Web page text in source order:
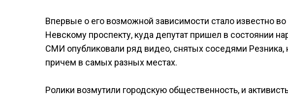
Впервые о его возможной зависимости стало известно
Невскому проспекту, куда депутат пришел в состоянии
СМИ опубликовали ряд видео, снятых соседями Резника,
причем в самых разных местах.
Ролики возмутили городскую общественность, и